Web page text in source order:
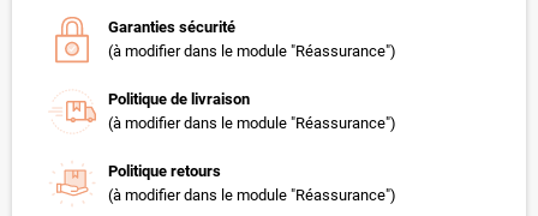
Garanties sécurité
(à modifier dans le module "Réassurance")
Politique de livraison
(à modifier dans le module "Réassurance")
Politique retours
(à modifier dans le module "Réassurance")